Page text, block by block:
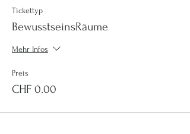
Tickettyp
BewusstseinsRäume
Mehr Infos
Preis
CHF 0.00